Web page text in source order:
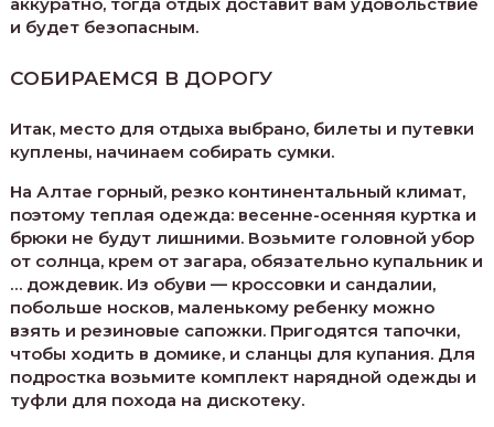
и будет безопасным.
СОБИРАЕМСЯ В ДОРОГУ
Итак, место для отдыха выбрано, билеты и путевки
куплены, начинаем собирать сумки.
На Алтае горный, резко континентальный климат,
поэтому теплая одежда: весенне-осенняя куртка и
брюки не будут лишними. Возьмите головной убор
от солнца, крем от загара, обязательно купальник и
… дождевик. Из обуви — кроссовки и сандалии,
побольше носков, маленькому ребенку можно
взять и резиновые сапожки. Пригодятся тапочки,
чтобы ходить в домике, и сланцы для купания. Для
подростка возьмите комплект нарядной одежды и
туфли для похода на дискотеку.